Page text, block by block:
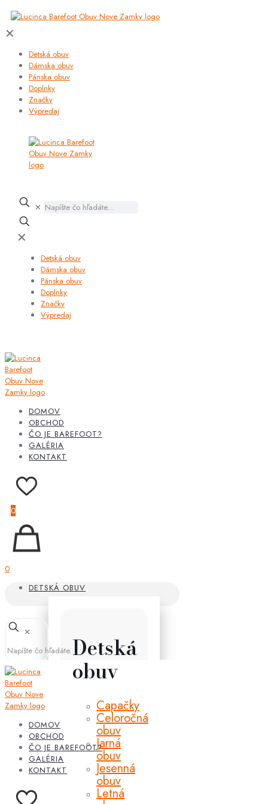
✕
Detská obuv
Dámska obuv
Pánska obuv
Doplnky
Značky
Výpredaj
✕
✕
Detská obuv
Dámska obuv
Pánska obuv
Doplnky
Značky
Výpredaj
DOMOV
OBCHOD
ČO JE BAREFOOT?
GALÉRIA
KONTAKT
0
0
DETSKÁ OBUV
Detská
obuv
Capačky
Celoročná
obuv
Jarná
obuv
Jesenná
obuv
Letná
✕
DOMOV
OBCHOD
ČO JE BAREFOOT?
GALÉRIA
KONTAKT